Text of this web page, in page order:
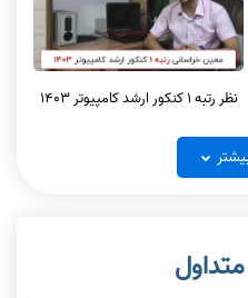
نظر رتبه 1 کنکور ارشد کامپیوتر 1403
نظر رتبه 1 کنکور ارشد کامپیوتر 1403